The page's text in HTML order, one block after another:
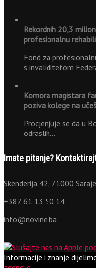
Rekordnih 20,3
profesionalnu
Fond za
s invaliditetom
Komora magistara
poziva kolege na
Procjenjuje se da u
odraslih…
Imate pitanje?
Skenderija 42, 71000
+387 61 13 50 14
info@novine.ba
Informacije i znanje